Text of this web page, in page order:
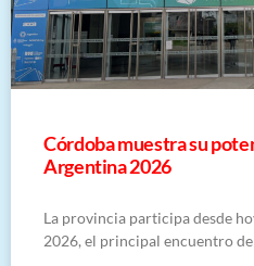
Córdoba muestra su
Argentina 2026
La provincia participa desde
2026, el principal encuentro